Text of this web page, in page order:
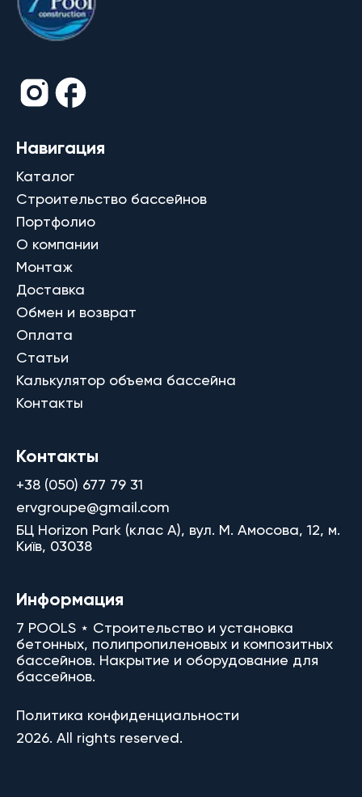
Навигация
Каталог
Строительство бассейнов
Портфолио
О компании
Монтаж
Доставка
Обмен и возврат
Оплата
Статьи
Калькулятор объема бассейна
Контакты
Контакты
+38 (050) 677 79 31
ervgroupe@gmail.com
БЦ Horizon Park (клас A), вул. М. Амосова, 12, м.
Київ, 03038
Информация
7 POOLS ⋆ Строительство и установка
бетонных, полипропиленовых и композитных
бассейнов. Накрытие и оборудование для
бассейнов.
Политика конфиденциальности
2026. All rights reserved.